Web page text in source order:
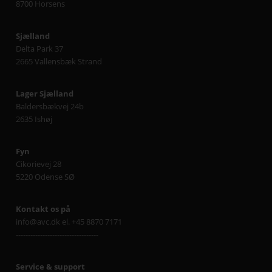
8700 Horsens
Sjælland
Delta Park 37
2665 Vallensbæk Strand
Lager Sjælland
Baldersbækvej 24b
2635 Ishøj
Fyn
Cikorievej 28
5220 Odense SØ
Kontakt os på
info@avc.dk el. +45 8870 7171
----------------------------------
Service & support